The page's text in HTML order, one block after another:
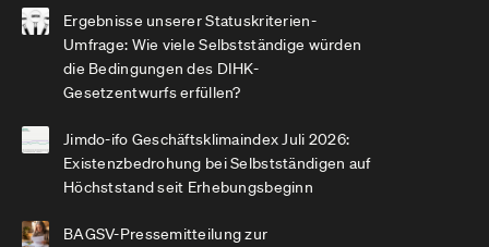
Ergebnisse unserer Statuskriterien-
Umfrage: Wie viele Selbstständige würden
die Bedingungen des DIHK-
Gesetzentwurfs erfüllen?
Jimdo-ifo Geschäftsklimaindex Juli 2026:
Existenzbedrohung bei Selbstständigen auf
Höchststand seit Erhebungsbeginn
BAGSV-Pressemitteilung zur